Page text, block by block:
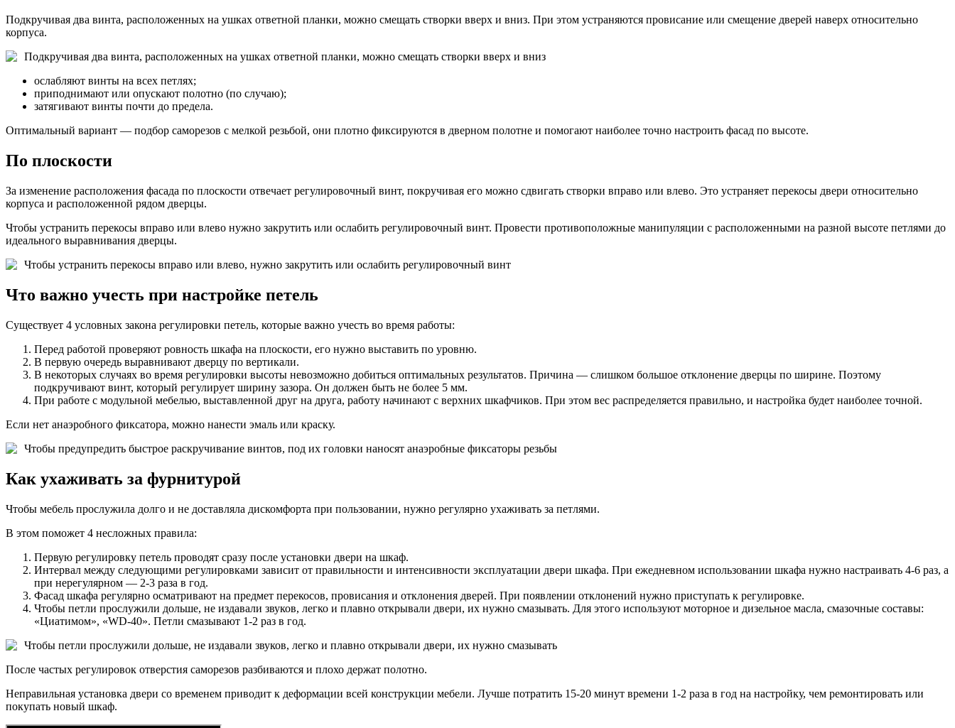
Подкручивая два винта, расположенных на ушках ответной планки, можно смещать створки вверх и вниз. При этом устраняются провисание или смещение дверей наверх относительно
корпуса.
Подкручивая два винта, расположенных на ушках ответной планки, можно смещать створки вверх и вниз
ослабляют винты на всех петлях;
приподнимают или опускают полотно (по случаю);
затягивают винты почти до предела.
Оптимальный вариант — подбор саморезов с мелкой резьбой, они плотно фиксируются в дверном полотне и помогают наиболее точно настроить фасад по высоте.
По плоскости
За изменение расположения фасада по плоскости отвечает регулировочный винт, покручивая его можно сдвигать створки вправо или влево. Это устраняет перекосы двери относительно
корпуса и расположенной рядом дверцы.
Чтобы устранить перекосы вправо или влево нужно закрутить или ослабить регулировочный винт. Провести противоположные манипуляции с расположенными на разной высоте петлями до
идеального выравнивания дверцы.
Чтобы устранить перекосы вправо или влево, нужно закрутить или ослабить регулировочный винт
Что важно учесть при настройке петель
Существует 4 условных закона регулировки петель, которые важно учесть во время работы:
Перед работой проверяют ровность шкафа на плоскости, его нужно выставить по уровню.
В первую очередь выравнивают дверцу по вертикали.
В некоторых случаях во время регулировки высоты невозможно добиться оптимальных результатов. Причина — слишком большое отклонение дверцы по ширине. Поэтому
подкручивают винт, который регулирует ширину зазора. Он должен быть не более 5 мм.
При работе с модульной мебелью, выставленной друг на друга, работу начинают с верхних шкафчиков. При этом вес распределяется правильно, и настройка будет наиболее точной.
Если нет анаэробного фиксатора, можно нанести эмаль или краску.
Чтобы предупредить быстрое раскручивание винтов, под их головки наносят анаэробные фиксаторы резьбы
Как ухаживать за фурнитурой
Чтобы мебель прослужила долго и не доставляла дискомфорта при пользовании, нужно регулярно ухаживать за петлями.
В этом поможет 4 несложных правила:
Первую регулировку петель проводят сразу после установки двери на шкаф.
Интервал между следующими регулировками зависит от правильности и интенсивности эксплуатации двери шкафа. При ежедневном использовании шкафа нужно настраивать 4-6 раз, а
при нерегулярном — 2-3 раза в год.
Фасад шкафа регулярно осматривают на предмет перекосов, провисания и отклонения дверей. При появлении отклонений нужно приступать к регулировке.
Чтобы петли прослужили дольше, не издавали звуков, легко и плавно открывали двери, их нужно смазывать. Для этого используют моторное и дизельное масла, смазочные составы:
«Циатимом», «WD-40». Петли смазывают 1-2 раз в год.
Чтобы петли прослужили дольше, не издавали звуков, легко и плавно открывали двери, их нужно смазывать
После частых регулировок отверстия саморезов разбиваются и плохо держат полотно.
Неправильная установка двери со временем приводит к деформации всей конструкции мебели. Лучше потратить 15-20 минут времени 1-2 раза в год на настройку, чем ремонтировать или
покупать новый шкаф.